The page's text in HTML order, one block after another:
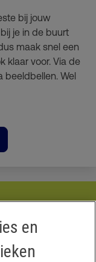
bij jouw
je in de buurt
maak snel een
klaar voor. Via de
beeldbellen. Wel
en